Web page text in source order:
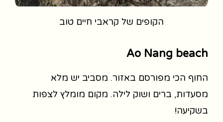
הקופים של קראבי חיים טוב
Ao Nang beach
החוף הכי מפורסם באזור. מסביב יש מלא
מסעדות, ברים ושוק לילה. מקום מומלץ לצפות
בשקיעה!